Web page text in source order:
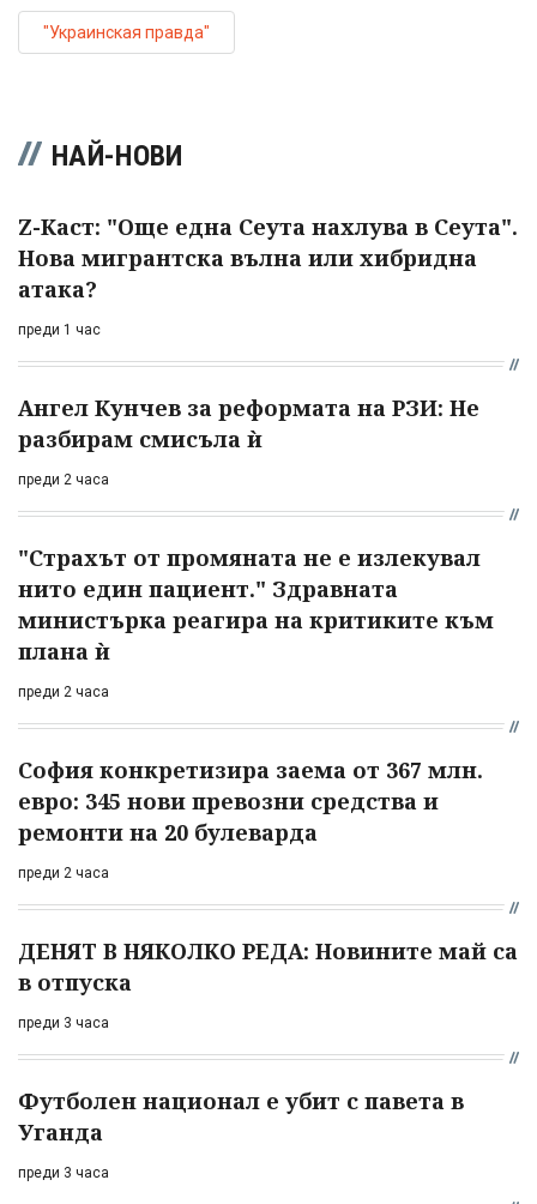
"Украинская правда"
НАЙ-НОВИ
Z-Каст: "Още една Сеута нахлува в Сеута".
Нова мигрантска вълна или хибридна
атака?
преди 1 час
Ангел Кунчев за реформата на РЗИ: Не
разбирам смисъла ѝ
преди 2 часа
"Страхът от промяната не е излекувал
нито един пациент." Здравната
министърка реагира на критиките към
плана ѝ
преди 2 часа
София конкретизира заема от 367 млн.
евро: 345 нови превозни средства и
ремонти на 20 булеварда
преди 2 часа
ДЕНЯТ В НЯКОЛКО РЕДА: Новините май са
в отпуска
преди 3 часа
Футболен национал е убит с павета в
Уганда
преди 3 часа